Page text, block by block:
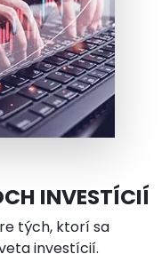
INVESTÍCIÍ
tých, ktorí sa
investícií.